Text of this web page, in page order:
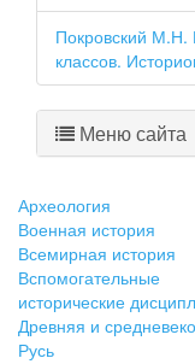
Покровский М.Н.
классов.
Меню сайта
Археология
Военная история
Всемирная история
Вспомогательные
исторические
Древняя и
Русь